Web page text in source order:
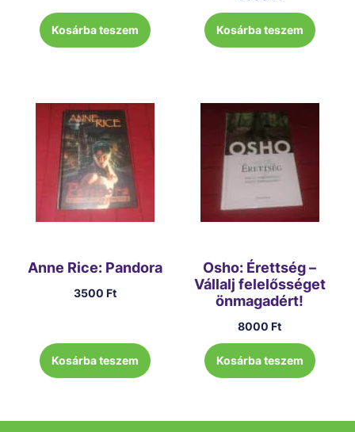
Kosárba teszem Kosárba teszem
Anne Rice: Pandora
3500Ft
Kosárba teszem
Osho: Érettség –
Vállalj felelősséget
önmagadért!
8000Ft
Kosárba teszem